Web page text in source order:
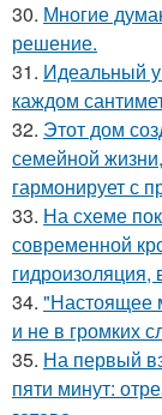
30. Многие
решение.
31. Идеальный
каждом
32. Этот дом
семейной
гармонирует с
33. На схеме
современной
гидроизоляция,
34. "Настоящее
и не в громких
35. На первый
пяти минут: